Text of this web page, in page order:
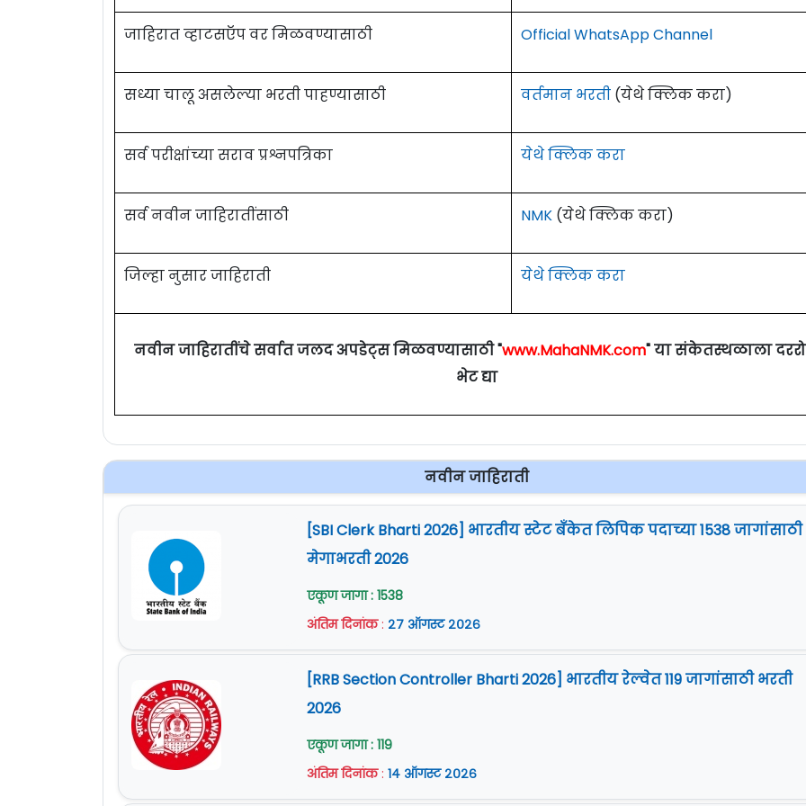
जाहिरात व्हाटसऍप वर मिळवण्यासाठी Official WhatsApp Channel
सध्या चालू असलेल्या भरती पाहण्यासाठी वर्तमान भरती (येथे क्लिक करा)
सर्व परीक्षांच्या सराव प्रश्नपत्रिका येथे क्लिक करा
सर्व नवीन जाहिरातींसाठी NMK (येथे क्लिक करा)
जिल्हा नुसार जाहिराती येथे क्लिक करा
नवीन जाहिरातींचे सर्वात जलद अपडेट्स मिळवण्यासाठी "www.MahaNMK.com" या संकेतस्थळाला
भेट द्या
नवीन जाहिराती
[SBI Clerk Bharti 2026] भारतीय स्टेट बँकेत लिपिक पदाच्या 1538 जागांसाठी
मेगाभरती 2026
एकूण जागा : 1538
अंतिम दिनांक: २७ ऑगस्ट २०२६
[RRB Section Controller Bharti 2026] भारतीय रेल्वेत 119 जागांसाठी भरती
2026
एकूण जागा : 119
अंतिम दिनांक: १४ ऑगस्ट २०२६